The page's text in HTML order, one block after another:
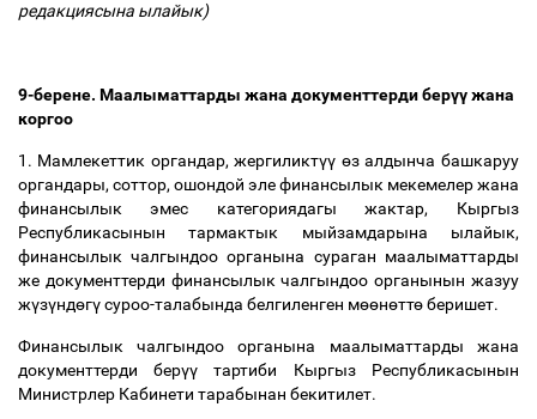
редакциясына ылайык)
9-берене. Маалыматтарды жана документтерди берүүжана
коргоо
1. Мамлекеттик органдар, жергиликтүү өз алдынча башкаруу
органдары, соттор, ошондой эле финансылык мекемелер жана
финансылык эмес категориядагы жактар, Кыргыз
Республикасынын тармактык мыйзамдарына ылайык,
финансылык чалгындоо органына сураган маалыматтарды
же документтерди финансылык чалгындоо органынын жазуу
жүзүндөгүсуроо-талабында белгиленген мөөнөттөберишет.
Финансылык чалгындоо органына маалыматтарды жана
документтерди берүү тартиби Кыргыз Республикасынын
Министрлер Кабинети тарабынан бекитилет.